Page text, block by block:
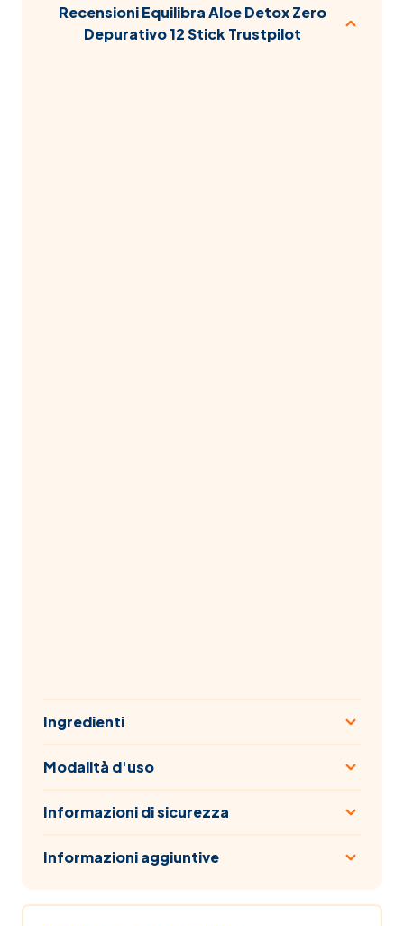
Recensioni Equilibra Aloe Detox Zero
Depurativo 12 Stick Trustpilot
Ingredienti
Modalità d'uso
Informazioni di sicurezza
Informazioni aggiuntive